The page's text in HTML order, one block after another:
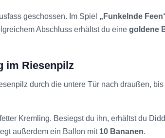
geschossen. Im Spiel „Funkelnde
Abschluss erhältst du eine goldene
im Riesenpilz
durch die untere Tür nach draußen,
Kremling. Besiegst du ihn, erhältst du
außerdem ein Ballon mit 10 Bananen.